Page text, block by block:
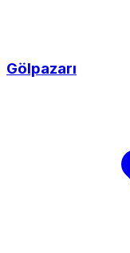
Gölpazarı